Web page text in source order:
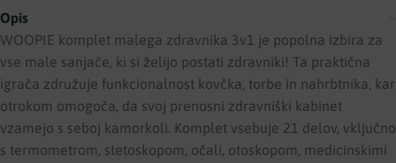
Opis
WOOPIE komplet malega zdravnika 3v1 je popolna izbira za
vse male sanjače, ki si želijo postati zdravniki! Ta praktična
igrača združuje funkcionalnost kovčka, torbe in nahrbtnika, kar
otrokom omogoča, da svoj prenosni zdravniški kabinet
vzamejo s seboj kamorkoli. Komplet vsebuje 21 delov, vključno
s termometrom, stetoskopom, očali, otoskopom, medicinskimi